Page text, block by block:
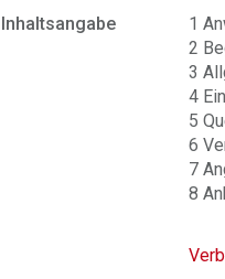
Inhaltsangabe
1
2
3
4
5
6
7
8